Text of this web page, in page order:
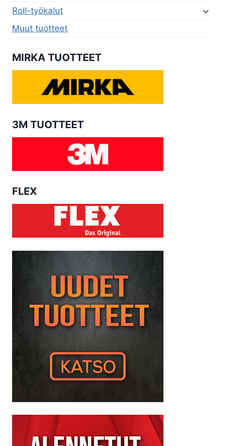
Roll-työkalut
Muut tuotteet
MIRKA TUOTTEET
3M TUOTTEET
FLEX